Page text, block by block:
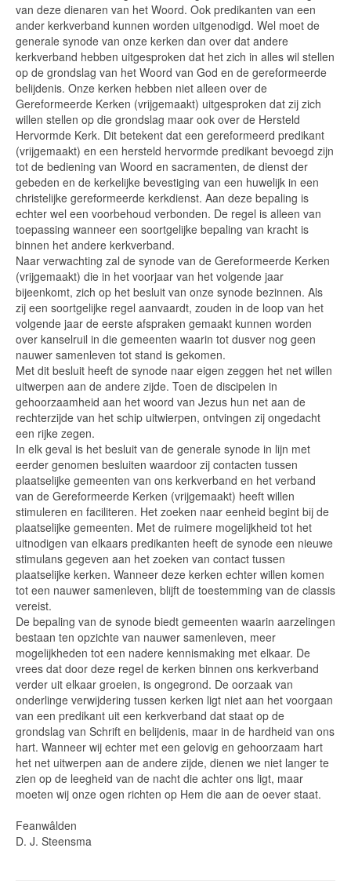
van deze dienaren van het Woord. Ook predikanten van een
ander kerkverband kunnen worden uitgenodigd. Wel moet de
generale synode van onze kerken dan over dat andere
kerkverband hebben uitgesproken dat het zich in alles wil stellen
op de grondslag van het Woord van God en de gereformeerde
belijdenis. Onze kerken hebben niet alleen over de
Gereformeerde Kerken (vrijgemaakt) uitgesproken dat zij zich
willen stellen op die grondslag maar ook over de Hersteld
Hervormde Kerk. Dit betekent dat een gereformeerd predikant
(vrijgemaakt) en een hersteld hervormde predikant bevoegd zijn
tot de bediening van Woord en sacramenten, de dienst der
gebeden en de kerkelijke bevestiging van een huwelijk in een
christelijke gereformeerde kerkdienst. Aan deze bepaling is
echter wel een voorbehoud verbonden. De regel is alleen van
toepassing wanneer een soortgelijke bepaling van kracht is
binnen het andere kerkverband.
Naar verwachting zal de synode van de Gereformeerde Kerken
(vrijgemaakt) die in het voorjaar van het volgende jaar
bijeenkomt, zich op het besluit van onze synode bezinnen. Als
zij een soortgelijke regel aanvaardt, zouden in de loop van het
volgende jaar de eerste afspraken gemaakt kunnen worden
over kanselruil in die gemeenten waarin tot dusver nog geen
nauwer samenleven tot stand is gekomen.
Met dit besluit heeft de synode naar eigen zeggen het net willen
uitwerpen aan de andere zijde. Toen de discipelen in
gehoorzaamheid aan het woord van Jezus hun net aan de
rechterzijde van het schip uitwierpen, ontvingen zij ongedacht
een rijke zegen.
In elk geval is het besluit van de generale synode in lijn met
eerder genomen besluiten waardoor zij contacten tussen
plaatselijke gemeenten van ons kerkverband en het verband
van de Gereformeerde Kerken (vrijgemaakt) heeft willen
stimuleren en faciliteren. Het zoeken naar eenheid begint bij de
plaatselijke gemeenten. Met de ruimere mogelijkheid tot het
uitnodigen van elkaars predikanten heeft de synode een nieuwe
stimulans gegeven aan het zoeken van contact tussen
plaatselijke kerken. Wanneer deze kerken echter willen komen
tot een nauwer samenleven, blijft de toestemming van de classis
vereist.
De bepaling van de synode biedt gemeenten waarin aarzelingen
bestaan ten opzichte van nauwer samenleven, meer
mogelijkheden tot een nadere kennismaking met elkaar. De
vrees dat door deze regel de kerken binnen ons kerkverband
verder uit elkaar groeien, is ongegrond. De oorzaak van
onderlinge verwijdering tussen kerken ligt niet aan het voorgaan
van een predikant uit een kerkverband dat staat op de
grondslag van Schrift en belijdenis, maar in de hardheid van ons
hart. Wanneer wij echter met een gelovig en gehoorzaam hart
het net uitwerpen aan de andere zijde, dienen we niet langer te
zien op de leegheid van de nacht die achter ons ligt, maar
moeten wij onze ogen richten op Hem die aan de oever staat.
Feanwâlden
D. J. Steensma